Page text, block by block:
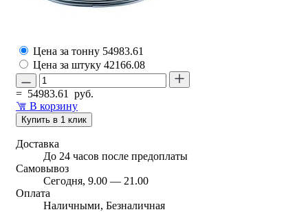
Цена за тонну 54983.61
Цена за штуку 42166.08
= 54983.61
руб.
В корзину
Купить в 1 клик
Доставка
До 24 часов после предоплаты
Самовывоз
Сегодня, 9.00 — 21.00
Оплата
Наличными, Безналичная